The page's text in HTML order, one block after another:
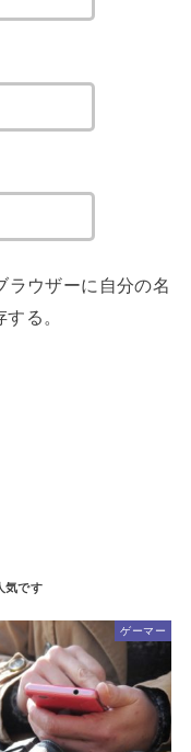
ラウザーに自分の名
る。
ゲーマー